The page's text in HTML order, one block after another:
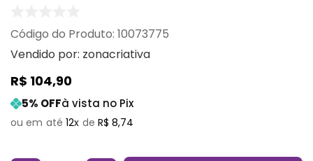
: 10073775
Vendido por: zonacriativa
R$ 104,90
5% OFFà vista no Pix
12 R$ 8,74